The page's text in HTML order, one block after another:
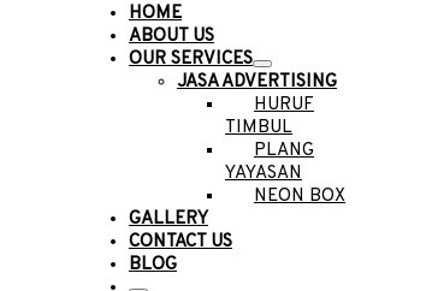
HOME
ABOUT US
OUR SERVICES
JASA ADVERTISING
HURUF
TIMBUL
PLANG
YAYASAN
NEON BOX
GALLERY
CONTACT US
BLOG